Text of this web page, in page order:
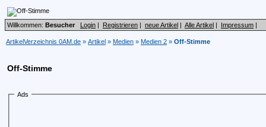
Willkommen: Besucher Login | Registrieren | neue Artikel | Alle Artikel | Impressum |
ArtikelVerzeichnis 0AM.de » Artikel » Medien » Medien 2 » Off-Stimme
Off-Stimme
Ads